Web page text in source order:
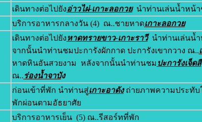
เดินทางต่อไปยังอ่าวไผ่-เกาะลอกวยนำท่านเล่นน้ำหน้า
บริการอาหารกลางวัน (4) ณ..ชายหาดเกาะลอกวย
เดินทางต่อไปยังหาดทรายขาว-เกาะราวีนำท่านเล่นน้ำ
จากนั้นนำท่านชมปะการังผักกาด ปะการังเขากวาง ณ..
หาดหินอันสวยงาม หลังจากนั้นนำท่านชม ปะการังเจ็ดสี
ณ..ร่องน้ำจาบัง
ก่อนเข้าที่พัก นำท่านสู่เกาะอาดังถ่ายภาพความประทับ
พักผ่อนตามอัธยาศัย
บริการอาหารเย็น (5) ณ..รีสอร์ทที่พัก